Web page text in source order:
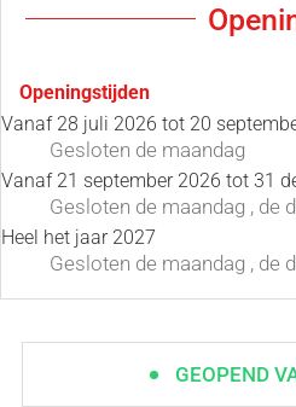
Openingstijden
Vanaf 28 juli 2026 tot 20
Gesloten de maandag
Vanaf 21 september 2026 tot 31
Gesloten de maandag , de
Heel het jaar 2027
Gesloten de maandag , de
GEOPEND